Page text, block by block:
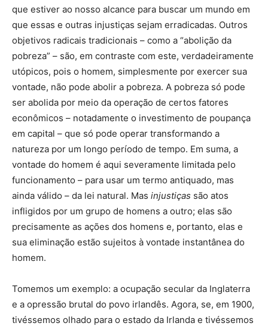
que estiver ao nosso alcance para buscar um mundo em
que essas e outras injustiças sejam erradicadas. Outros
objetivos radicais tradicionais – como a “abolição da
pobreza” – são, em contraste com este, verdadeiramente
utópicos, pois o homem, simplesmente por exercer sua
vontade, não pode abolir a pobreza. A pobreza só pode
ser abolida por meio da operação de certos fatores
econômicos – notadamente o investimento de poupança
em capital – que só pode operar transformando a
natureza por um longo período de tempo. Em suma, a
vontade do homem é aqui severamente limitada pelo
funcionamento – para usar um termo antiquado, mas
ainda válido – da lei natural. Mas injustiças são atos
infligidos por um grupo de homens a outro; elas são
precisamente as ações dos homens e, portanto, elas e
sua eliminação estão sujeitos à vontade instantânea do
homem.
Tomemos um exemplo: a ocupação secular da Inglaterra
e a opressão brutal do povo irlandês. Agora, se, em 1900,
tivéssemos olhado para o estado da Irlanda e tivéssemos